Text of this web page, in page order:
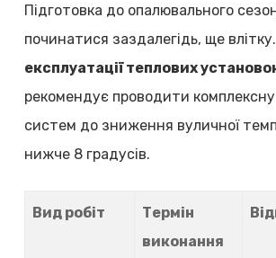
Підготовка до опалювального
починатися заздалегідь, ще влітку.
експлуатації теплових
рекомендує проводити комплексну
систем до зниження вуличної
нижче 8 градусів.
Вид робіт
Термін
виконання